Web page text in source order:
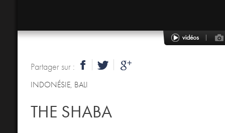
Partager sur :
INDONÉSIE, BALI
THE SHABA